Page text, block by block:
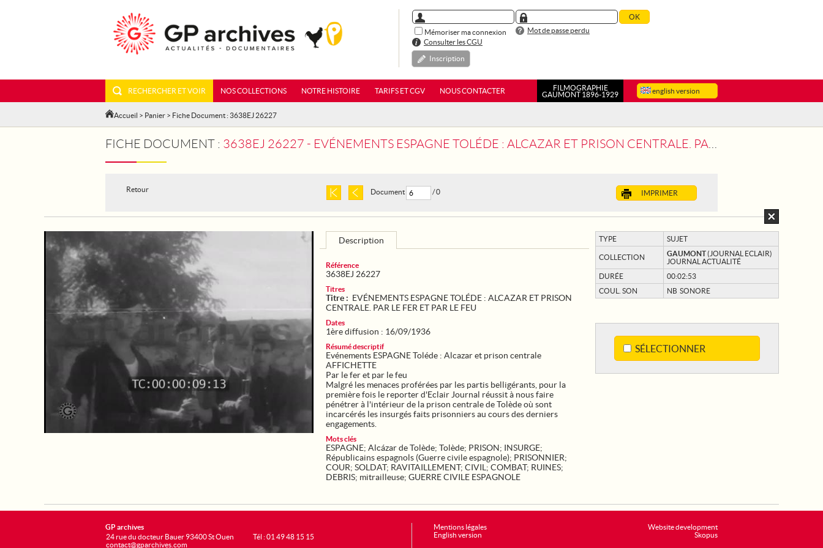
Mémoriser ma connexion
Mot de passe perdu
Consulter les CGU
Inscription
english version
RECHERCHER ET VOIR NOS COLLECTIONS NOTRE HISTOIRE TARIFS ET CGV NOUS CONTACTER
FILMOGRAPHIE
GAUMONT 1896-1929
Accueil > Panier > Fiche Document : 3638EJ 26227
FICHE DOCUMENT : 3638EJ 26227 - EVÉNEMENTS ESPAGNE TOLÉDE : ALCAZAR ET PRISON CENTRALE. PAR LE FER ET PAR LE FEU
Retour IMPRIMER
Document / 0
TYPE SUJET
COLLECTION GAUMONT(JOURNAL ECLAIR)
JOURNAL ACTUALITÉ
DURÉE
00:02:53
COUL. SON
NB SONORE
SÉLECTIONNER
Description
Référence
3638EJ 26227
Titres
Titre : EVÉNEMENTS ESPAGNE TOLÉDE : ALCAZAR ET PRISON
CENTRALE. PAR LE FER ET PAR LE FEU
Dates
1ère diffusion : 16/09/1936
Résumé descriptif
Evénements ESPAGNE Toléde : Alcazar et prison centrale
AFFICHETTE
Par le fer et par le feu
Malgré les menaces proférées par les partis belligérants, pour la
première fois le reporter d'Eclair Journal réussit à nous faire
pénétrer à l'intérieur de la prison centrale de Tolède où sont
incarcérés les insurgés faits prisonniers au cours des derniers
engagements.
Mots clés
ESPAGNE; Alcázar de Tolède; Tolède; PRISON; INSURGE;
Républicains espagnols (Guerre civile espagnole); PRISONNIER;
COUR; SOLDAT; RAVITAILLEMENT; CIVIL ; COMBAT; RUINES;
DEBRIS; mitrailleuse; GUERRE CIVILE ESPAGNOLE
Website development
Skopus
GP archives
24 rue du docteur Bauer 93400 St Ouen
contact@gparchives.com
Tél : 01 49 48 15 15
Mentions légales
English version